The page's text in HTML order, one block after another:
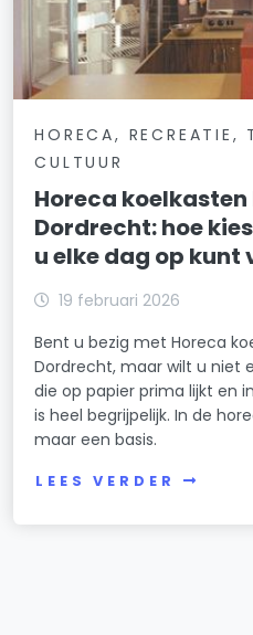
HORECA, RECREATIE,
CULTUUR
Horeca koelkasten
Dordrecht: hoe
u elke dag op kunt
19 februari 2026
Bent u bezig met Horeca
Dordrecht, maar wilt u niet
die op papier prima lijkt en
is heel begrijpelijk. In de
maar een basis.
LEES VERDER